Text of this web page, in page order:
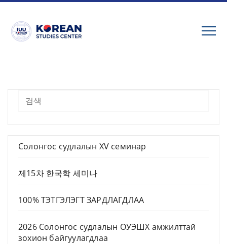
Skip
content
Хайх
Солонгос судлалын XV семинар
제15차 한국학 세미나
100% ТЭТГЭЛЭГТ ЗАРДЛАГДЛАА
2026 Солонгос судлалын ОУЭШХ амжилттай
зохион байгуулагдлаа